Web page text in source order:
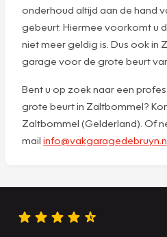
onderhoud altijd aan de hand
gebeurt. Hiermee voorkomt u
niet meer geldig is. Dus ook in
garage voor de grote beurt
Bent u op zoek naar een
grote beurt in Zaltbommel?
Zaltbommel (Gelderland). Of
mail